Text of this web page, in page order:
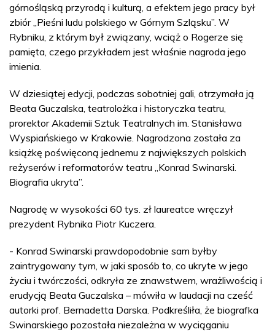
górnośląską przyrodą i kulturą, a efektem jego pracy był
zbiór „Pieśni ludu polskiego w Górnym Szląsku”. W
Rybniku, z którym był związany, wciąż o Rogerze się
pamięta, czego przykładem jest właśnie nagroda jego
imienia.
W dziesiątej edycji, podczas sobotniej gali, otrzymała ją
Beata Guczalska, teatrolożka i historyczka teatru,
prorektor Akademii Sztuk Teatralnych im. Stanisława
Wyspiańskiego w Krakowie. Nagrodzona została za
książkę poświęconą jednemu z największych polskich
reżyserów i reformatorów teatru „Konrad Swinarski.
Biografia ukryta”.
Nagrodę w wysokości 60 tys. zł laureatce wręczył
prezydent Rybnika Piotr Kuczera.
- Konrad Swinarski prawdopodobnie sam byłby
zaintrygowany tym, w jaki sposób to, co ukryte w jego
życiu i twórczości, odkryła ze znawstwem, wrażliwością i
erudycją Beata Guczalska – mówiła w laudacji na cześć
autorki prof. Bernadetta Darska. Podkreśliła, że biografka
Swinarskiego pozostała niezależna w wyciąganiu